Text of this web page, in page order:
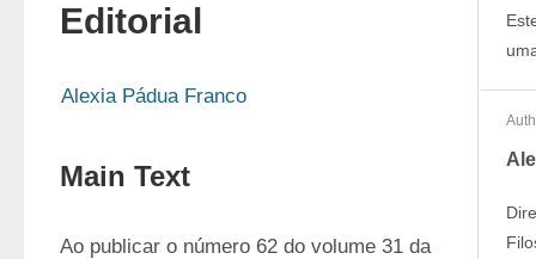
Editorial
Alexia Pádua Franco
Main Text
Ao publicar o número 62 do volume 31 da